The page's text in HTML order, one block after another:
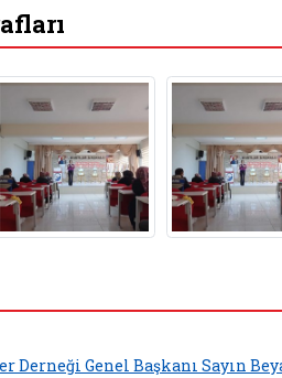
Derneği Genel Başkanı Sayın